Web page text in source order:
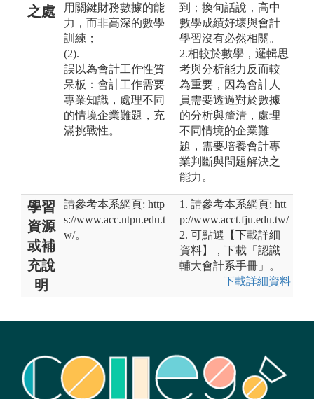
之處
用關鍵財務數據的能
力，而非高深的數學
訓練；
(2).
誤以為會計工作性質
呆板：會計工作需要
專業知識，處理不同
的情境企業難題，充
滿挑戰性。
到；換句話說，高中
數學成績好壞與會計
學習沒有必然相關。
2.相較於數學，邏輯思
考與分析能力反而較
為重要，因為會計人
員需要透過對於數據
的分析與釐清，處理
不同情境的企業難
題，需要培養會計專
業判斷與問題解決之
能力。
學習
資源
或補
充說
明
請參考本系網頁: http
s://www.acc.ntpu.edu.t
w/。
1. 請參考本系網頁: htt
p://www.acct.fju.edu.tw/
2. 可點選【下載詳細
資料】，下載「認識
輔大會計系手冊」。
下載詳細資料